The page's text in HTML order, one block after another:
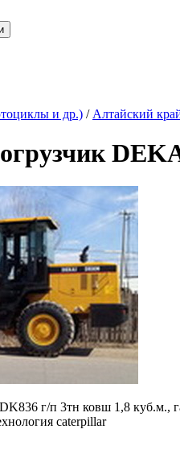
и др.) / Алтайский
г/п 3тн ковш 1,8 куб.м.,
caterpillar